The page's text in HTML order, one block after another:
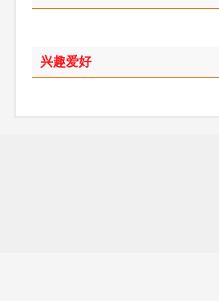
兴趣爱好